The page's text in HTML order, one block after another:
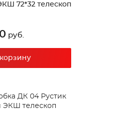
72*32 телескоп
руб.